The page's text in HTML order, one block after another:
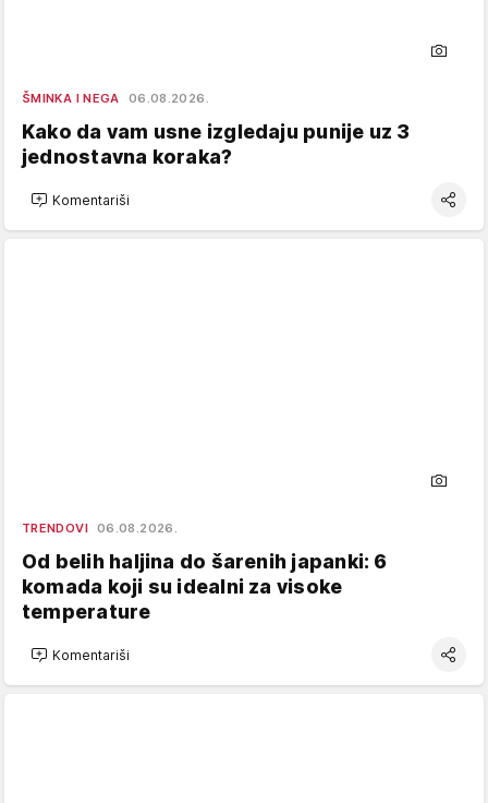
ŠMINKA I NEGA 06.08.2026.
Kako da vam usne izgledaju punije uz 3
jednostavna koraka?
Komentariši
TRENDOVI 06.08.2026.
Od belih haljina do šarenih japanki: 6
komada koji su idealni za visoke
temperature
Komentariši